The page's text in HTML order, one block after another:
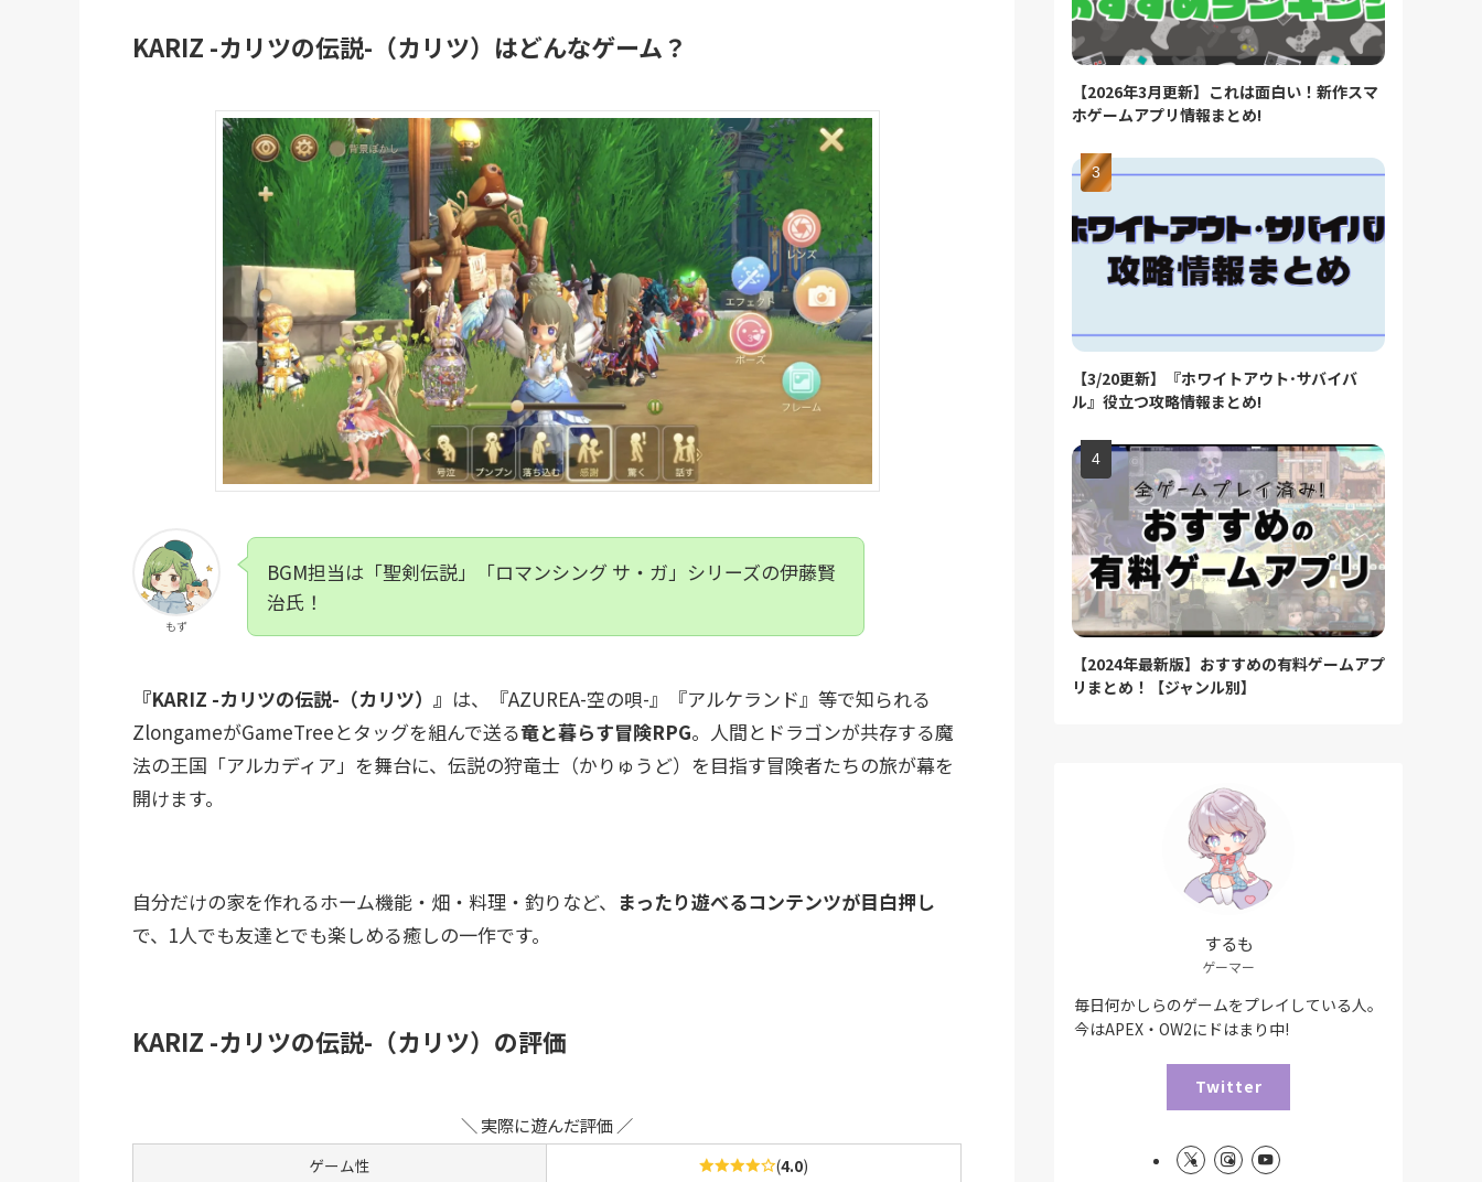
KARIZ -カリツの伝説-（カリツ）はどんなゲーム？
もず
BGM担当は「聖剣伝説」「ロマンシング サ・ガ」シリーズの伊藤賢
治氏！
『KARIZ -カリツの伝説-（カリツ）』 は、『AZUREA-空の唄-』『アルケランド』等で知られる
ZlongameがGameTreeとタッグを組んで送る竜と暮らす冒険RPG。人間とドラゴンが共存する魔
法の王国「アルカディア」を舞台に、伝説の狩竜士（かりゅうど）を目指す冒険者たちの旅が幕を
開けます。
自分だけの家を作れるホーム機能・畑・料理・釣りなど、 まったり遊べるコンテンツが目白押し
で、1人でも友達とでも楽しめる癒しの一作です。
KARIZ -カリツの伝説-（カリツ）の評価
＼ 実際に遊んだ評価 ／
ゲーム性 (4.0)
【2026年3月更新】これは面白い！新作スマ
ホゲームアプリ情報まとめ!
【3/20更新】『ホワイトアウト･サバイバ
ル』役立つ攻略情報まとめ!
【2024年最新版】おすすめの有料ゲームアプ
リまとめ！【ジャンル別】
するも
ゲーマー
毎日何かしらのゲームをプレイしている人。
今はAPEX・OW2にドはまり中!
Twitter